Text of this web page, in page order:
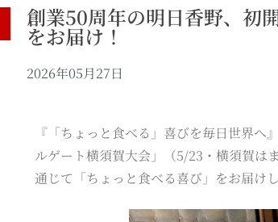
創業50周年の明日香野、初
をお届け！
2026年05月27日
『「ちょっと食べる」喜びを毎日世界
ルゲート横須賀大会」（5/23・横須賀は
通じて「ちょっと食べる喜び」をお届けし